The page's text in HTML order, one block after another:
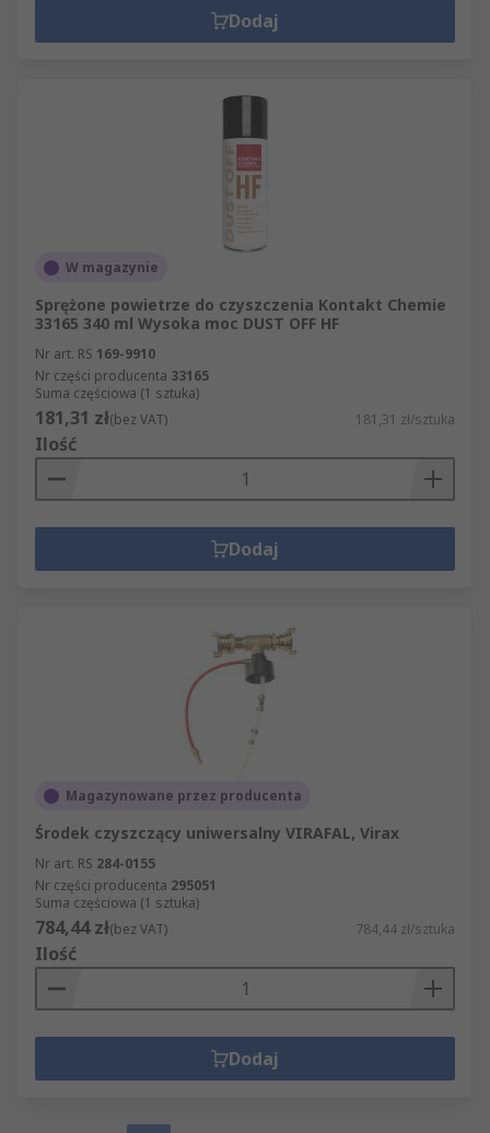
Dodaj
W magazynie
Sprężone powietrze do czyszczenia Kontakt Chemie
33165 340 ml Wysoka moc DUST OFF HF
Nr art. RS 169-9910
Nr części producenta 33165
Suma częściowa (1 sztuka)
181,31 zł(bez VAT) 181,31 zł/sztuka
Ilość
Dodaj
Magazynowane przez producenta
Środek czyszczący uniwersalny VIRAFAL, Virax
Nr art. RS 284-0155
Nr części producenta 295051
Suma częściowa (1 sztuka)
784,44 zł(bez VAT) 784,44 zł/sztuka
Ilość
Dodaj